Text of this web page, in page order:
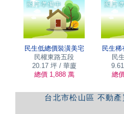
民生低總價裝潢美宅
民權東路五段
20.17 坪 / 華廈
總價 1,888 萬
民生
民
總
台北市松山區 不動